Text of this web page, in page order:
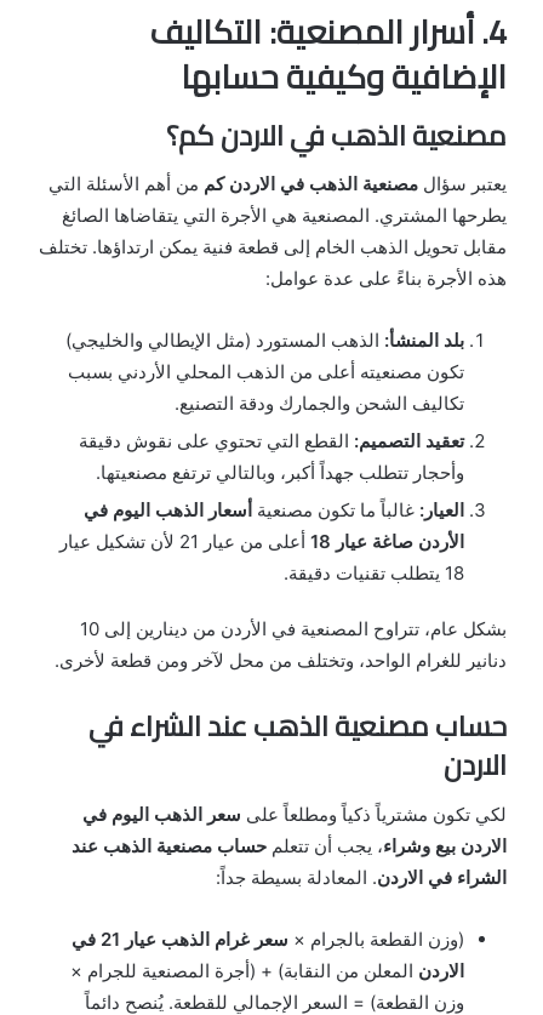
4. أسرار المصنعية: التكاليف
الإضافية وكيفية حسابها
مصنعية الذهب في الاردن كم؟
يعتبر سؤال مصنعية الذهب في الاردن كم من أهم الأسئلة التي
يطرحها المشتري. المصنعية هي الأجرة التي يتقاضاها الصائغ
مقابل تحويل الذهب الخام إلى قطعة فنية يمكن ارتداؤها. تختلف
هذه الأجرة بناءً على عدة عوامل:
بلد المنشأ: الذهب المستورد (مثل الإيطالي والخليجي)
تكون مصنعيته أعلى من الذهب المحلي الأردني بسبب
تكاليف الشحن والجمارك ودقة التصنيع.
تعقيد التصميم: القطع التي تحتوي على نقوش دقيقة
وأحجار تتطلب جهداً أكبر، وبالتالي ترتفع مصنعيتها.
العيار: غالباً ما تكون مصنعية أسعار الذهب اليوم في
الأردن صاغة عيار 18
أعلى من عيار 21 لأن تشكيل عيار
18 يتطلب تقنيات دقيقة.
بشكل عام، تتراوح المصنعية في الأردن من دينارين إلى 10
دنانير للغرام الواحد، وتختلف من محل لآخر ومن قطعة لأخرى.
حساب مصنعية الذهب عند الشراء في
الاردن
لكي تكون مشترياً ذكياً ومطلعاً على سعر الذهب اليوم في
الاردن بيع وشراء، يجب أن تتعلم حساب مصنعية الذهب عند
الشراء في الاردن. المعادلة بسيطة جداً:
(وزن القطعة بالجرام ×
سعر غرام الذهب عيار 21 في
الاردن المعلن من النقابة) + (أجرة المصنعية للجرام ×
وزن القطعة) = السعر الإجمالي للقطعة. يُنصح دائماً